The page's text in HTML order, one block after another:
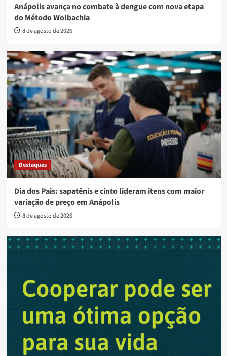
Anápolis avança no combate à dengue com nova etapa
do Método Wolbachia
8 de agosto de 2026
Destaques
Dia dos Pais: sapatênis e cinto lideram itens com maior
variação de preço em Anápolis
8 de agosto de 2026